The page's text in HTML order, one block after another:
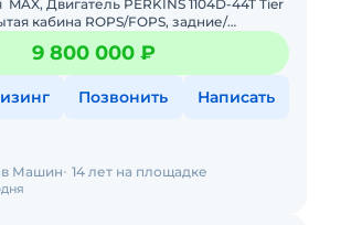
Двигатель PERKINS 1104D-44T Tier
кабина ROPS/FOPS, задние/
- 16,9-28 12RP TL, КПП CARRARO
9 800 000 ₽
Позвонить Написать
Машин 14 лет на площадке